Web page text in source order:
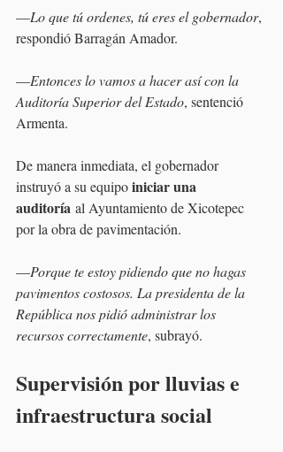
—Lo que tú ordenes, tú eres el gobernador,
respondió Barragán Amador.
—Entonces lo vamos a hacer así con la
Auditoría Superior del Estado, sentenció
Armenta.
De manera inmediata, el gobernador
instruyó a su equipo iniciar una
auditoría al Ayuntamiento de Xicotepec
por la obra de pavimentación.
—Porque te estoy pidiendo que no hagas
pavimentos costosos. La presidenta de la
República nos pidió administrar los
recursos correctamente, subrayó.
Supervisión por lluvias e
infraestructura social